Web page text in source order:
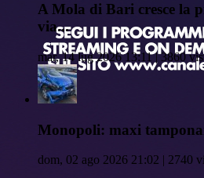
A Mola di Bari cresce la
via...
mar, 14 lug 2026 13:11 | 3860
Monopoli: maxi
dom, 02 ago 2026 21:02 | 2740